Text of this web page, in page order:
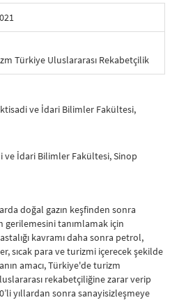
Türkiye Uluslararası Rekabetçilik
ve İdari Bilimler Fakültesi,
ve İdari Bilimler Fakültesi, Sinop
doğal gazın keşfinden sonra
tanımlamak için
kavramı daha sonra petrol,
sıcak para ve turizmi içerecek şekilde
amacı, Türkiye'de turizm
rekabetçiliğine zarar verip
yıllardan sonra sanayisizleşmeye